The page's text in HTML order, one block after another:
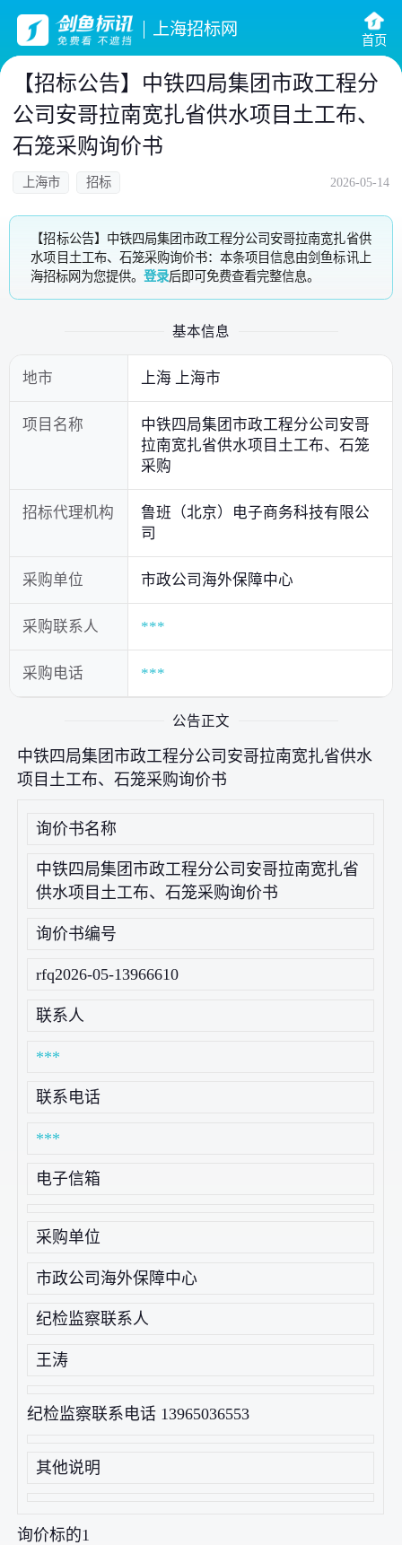
上海招标网
首页
【招标公告】中铁四局集团市政工程分
公司安哥拉南宽扎省供水项目土工布、
石笼采购询价书
上海市 招标 2026-05-14
【招标公告】中铁四局集团市政工程分公司安哥拉南宽扎省供
水项目土工布、石笼采购询价书：本条项目信息由剑鱼标讯上
海招标网为您提供。登录后即可免费查看完整信息。
基本信息
地市 上海 上海市
项目名称
中铁四局集团市政工程分公司安哥
拉南宽扎省供水项目土工布、石笼
采购
招标代理机构
鲁班（北京）电子商务科技有限公
司
采购单位 市政公司海外保障中心
采购联系人 ***
采购电话 ***
公告正文
中铁四局集团市政工程分公司安哥拉南宽扎省供水
项目土工布、石笼采购询价书
询价书名称
中铁四局集团市政工程分公司安哥拉南宽扎省
供水项目土工布、石笼采购询价书
询价书编号
rfq2026-05-13966610
联系人
***
联系电话
***
电子信箱
采购单位
市政公司海外保障中心
纪检监察联系人
王涛
纪检监察联系电话 13965036553
其他说明
询价标的1